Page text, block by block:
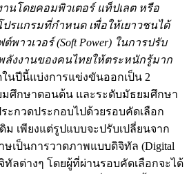
านโดยคอมพิวเตอร์ แท็ปเลต หรือ
รแกรมที่กำหนด เพื่อให้เยาวชนได้
าวเวอร์ (Soft Power) ในการปรับ
ลังงานของคนไทยให้ตระหนักรู้มาก
ในปีนี้แบ่งการแข่งขันออกเป็น 2
มศึกษาตอนต้น และระดับมัธยมศึกษา
ะกวดประกอบไปด้วยรอบคัดเลือก
ม เพียงแต่รูปแบบจะปรับเปลี่ยนจาก
เป็นการวาดภาพแบบดิจิทัล (Digital
ทัลต่างๆ โดยผู้ที่ผ่านรอบคัดเลือกจะได้